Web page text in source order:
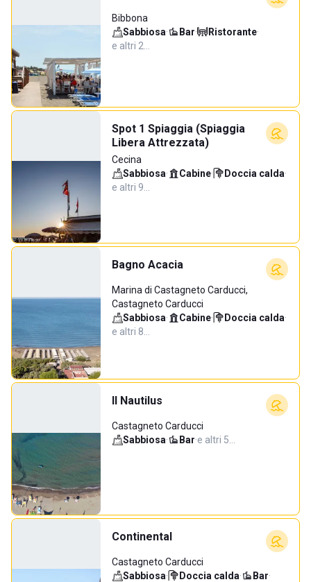
Bibbona
Sabbiosa· Bar· Ristorante·
e altri 2…
Spot 1 Spiaggia (Spiaggia
Libera Attrezzata)
Cecina
Sabbiosa· Cabine· Doccia calda·
e altri 9…
Bagno Acacia
Marina di Castagneto Carducci,
Castagneto Carducci
Sabbiosa· Cabine· Doccia calda·
e altri 8…
Il Nautilus
Castagneto Carducci
Sabbiosa· Bar·e altri 5…
Continental
Castagneto Carducci
Sabbiosa· Doccia calda· Bar·